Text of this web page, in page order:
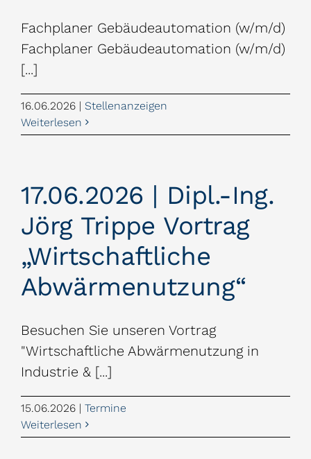
Fachplaner Gebäudeautomation (w/m/d)
Fachplaner Gebäudeautomation (w/m/d)
[...]
16.06.2026 | Stellenanzeigen
Weiterlesen
17.06.2026 | Dipl.-Ing.
Jörg Trippe Vortrag
„Wirtschaftliche
Abwärmenutzung“
Besuchen Sie unseren Vortrag
"Wirtschaftliche Abwärmenutzung in
Industrie & [...]
15.06.2026 | Termine
Weiterlesen